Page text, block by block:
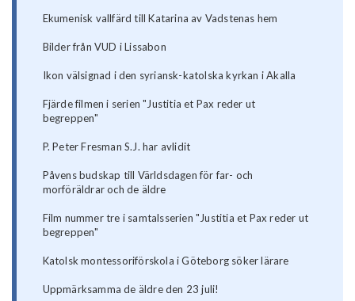
Ekumenisk vallfärd till Katarina av Vadstenas hem
Bilder från VUD i Lissabon
Ikon välsignad i den syriansk-katolska kyrkan i Akalla
Fjärde filmen i serien "Justitia et Pax reder ut
begreppen"
P. Peter Fresman S.J. har avlidit
Påvens budskap till Världsdagen för far- och
morföräldrar och de äldre
Film nummer tre i samtalsserien "Justitia et Pax reder ut
begreppen"
Katolsk montessoriförskola i Göteborg söker lärare
Uppmärksamma de äldre den 23 juli!